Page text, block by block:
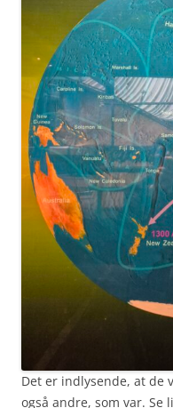
Det er indlysende, at de
også andre, som var. Se